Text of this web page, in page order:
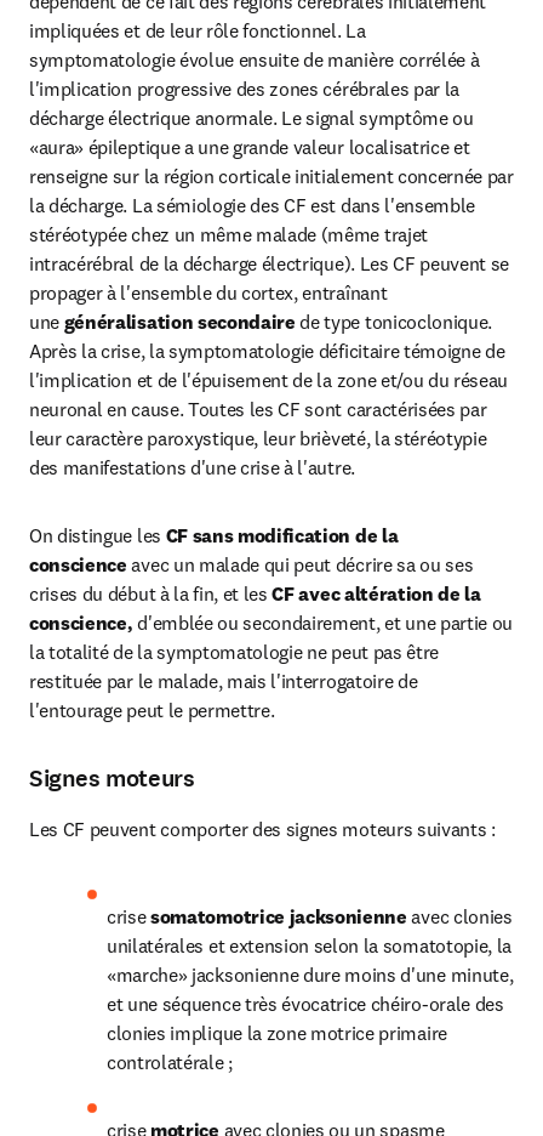
impliquées et de leur rôle fonctionnel. La
symptomatologie évolue ensuite de manière corrélée à
l'implication progressive des zones cérébrales par la
décharge électrique anormale. Le signal symptôme ou
«aura» épileptique a une grande valeur localisatrice et
renseigne sur la région corticale initialement concernée par
la décharge. La sémiologie des CF est dans l'ensemble
stéréotypée chez un même malade (même trajet
intracérébral de la décharge électrique). Les CF peuvent se
propager à l'ensemble du cortex, entraînant
une généralisation secondaire de type tonicoclonique.
Après la crise, la symptomatologie déficitaire témoigne de
l'implication et de l'épuisement de la zone et/ou du réseau
neuronal en cause. Toutes les CF sont caractérisées par
leur caractère paroxystique, leur brièveté, la stéréotypie
des manifestations d'une crise à l'autre.
On distingue les CF sans modification de la
conscience avec un malade qui peut décrire sa ou ses
crises du début à la fin, et les CF avec altération de la
conscience, d'emblée ou secondairement, et une partie ou
la totalité de la symptomatologie ne peut pas être
restituée par le malade, mais l'interrogatoire de
l'entourage peut le permettre.
Signes moteurs
Les CF peuvent comporter des signes moteurs suivants :
crise somatomotrice jacksonienne avec clonies
unilatérales et extension selon la somatotopie, la
«marche» jacksonienne dure moins d'une minute,
et une séquence très évocatrice chéiro-orale des
clonies implique la zone motrice primaire
controlatérale ;
crise motrice avec clonies ou un spasme